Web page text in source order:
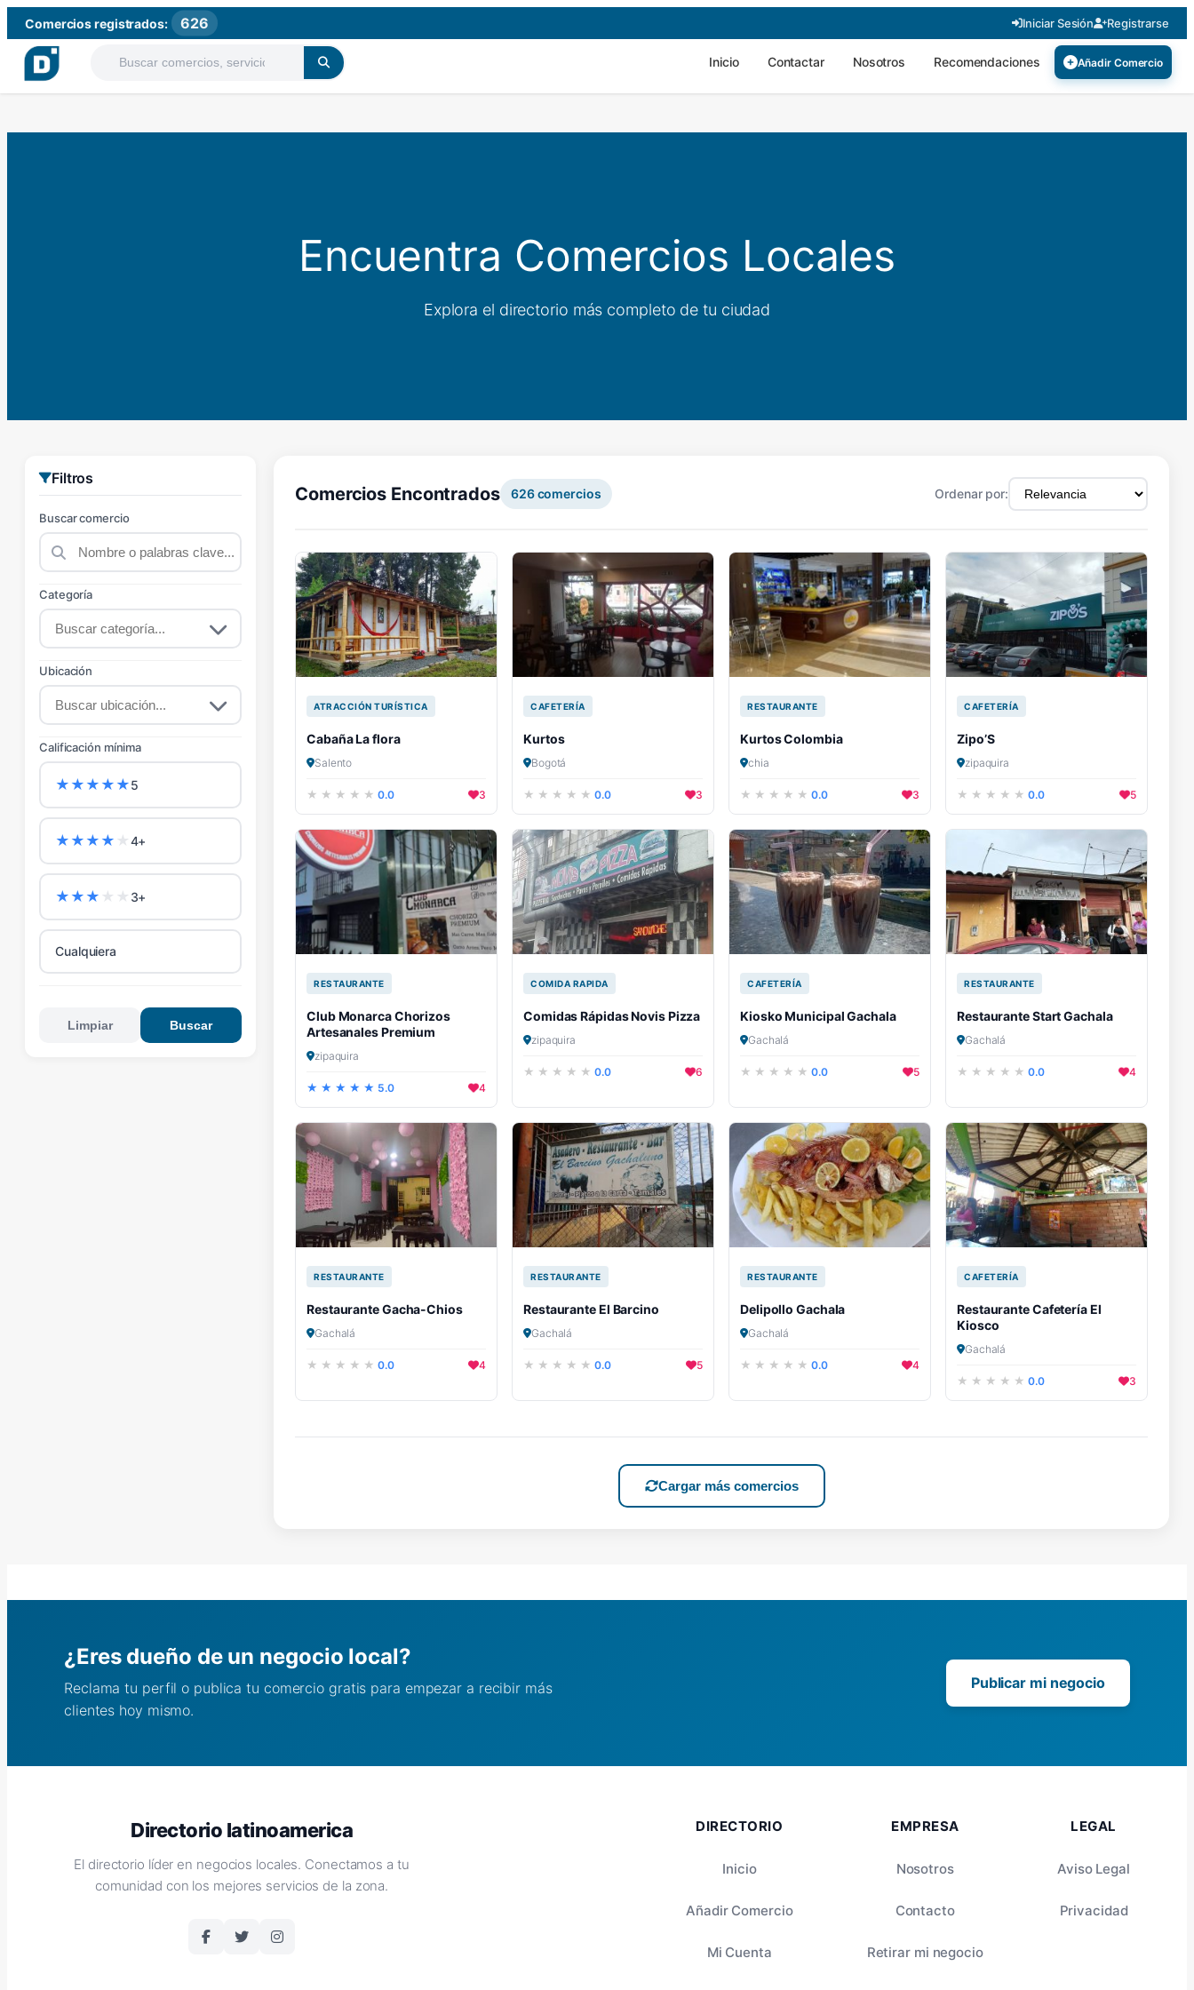
Comercios registrados: 626 Iniciar Sesión Registrarse
Inicio Contactar Nosotros Recomendaciones Añadir Comercio
Encuentra Comercios Locales
Explora el directorio más completo de tu ciudad
Filtros
Buscar comercio
Categoría
Ubicación
Calificación mínima
★ ★ ★ ★ ★5
★ ★ ★ ★ ★4+
★ ★ ★ ★ ★ 3+
Cualquiera
Limpiar Buscar
Comercios Encontrados 626comercios Ordenar por:
ATRACCIÓN TURÍSTICA
Cabaña La flora
Salento
0.0 3
CAFETERÍA
Kurtos
Bogotá
0.0 3
RESTAURANTE
Kurtos Colombia
chia
0.0 3
CAFETERÍA
Zipo’S
zipaquira
0.0 5
RESTAURANTE
Club Monarca Chorizos
Artesanales Premium
zipaquira
5.0 4
COMIDA RAPIDA
Comidas Rápidas Novis Pizza
zipaquira
0.0 6
CAFETERÍA
Kiosko Municipal Gachala
Gachalá
0.0 5
RESTAURANTE
Restaurante Start Gachala
Gachalá
0.0 4
RESTAURANTE
Restaurante Gacha-Chios
Gachalá
0.0 4
RESTAURANTE
Restaurante El Barcino
Gachalá
0.0 5
RESTAURANTE
Delipollo Gachala
Gachalá
0.0 4
CAFETERÍA
Restaurante Cafetería El
Kiosco
Gachalá
0.0 3
Cargar más comercios
¿Eres dueño de un negocio local?
Reclama tu perfil o publica tu comercio gratis para empezar a recibir más
clientes hoy mismo.
Publicar mi negocio
Directorio latinoamerica
El directorio líder en negocios locales. Conectamos a tu
comunidad con los mejores servicios de la zona.
DIRECTORIO
Inicio
Añadir Comercio
Mi Cuenta
EMPRESA
Nosotros
Contacto
Retirar mi negocio
LEGAL
Aviso Legal
Privacidad